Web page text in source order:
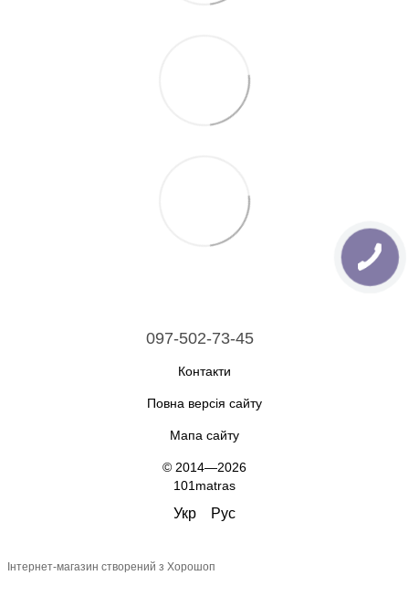
097-502-73-45
Контакти
Повна версія сайту
Мапа сайту
© 2014—2026
101matras
Укр Рус
Інтернет-магазин створений з Хорошоп